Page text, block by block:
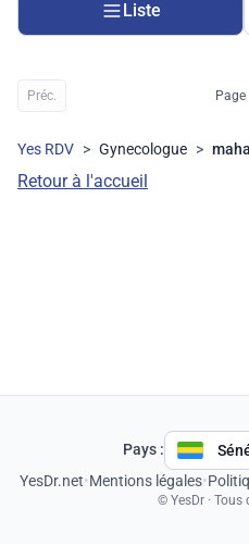
Liste
Préc. Page
Yes RDV > Gynecologue >
Retour à l'accueil
Pays :
YesDr.net•Mentions légales•
© YesDr · Tous